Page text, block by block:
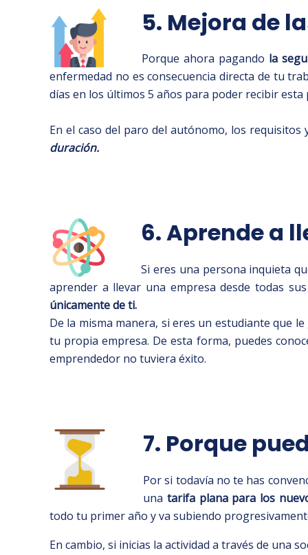
5. Mejora de
Porque ahora pagando la
enfermedad no es consecuencia directa de tu
días en los últimos 5 años para poder recibir
En el caso del paro del autónomo, los
duración.
6. Aprende a
Si eres una persona inquieta
aprender a llevar una empresa desde todas
únicamente de ti.
De la misma manera, si eres un estudiante que
tu propia empresa. De esta forma, puedes
emprendedor no tuviera éxito.
7. Porque
Por si todavía no te has
una tarifa plana para los
todo tu primer año y va subiendo
En cambio, si inicias la actividad a través de una